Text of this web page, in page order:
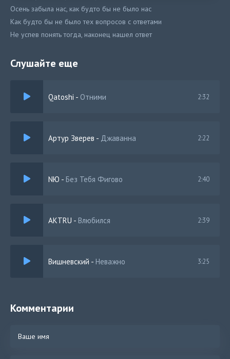
Осень забыла нас, как будто бы не было нас
Как будто бы не было тех вопросов с ответами
Не успев понять тогда, наконец нашел ответ
Космонавтов нет
Слушайте еще
Qatoshi - Отними 2:32
Артур Зверев - Джаванна 2:22
NЮ - Без Тебя Фигово 2:40
AKTRU - Влюбился 2:39
Вишневский - Неважно 3:25
Комментарии